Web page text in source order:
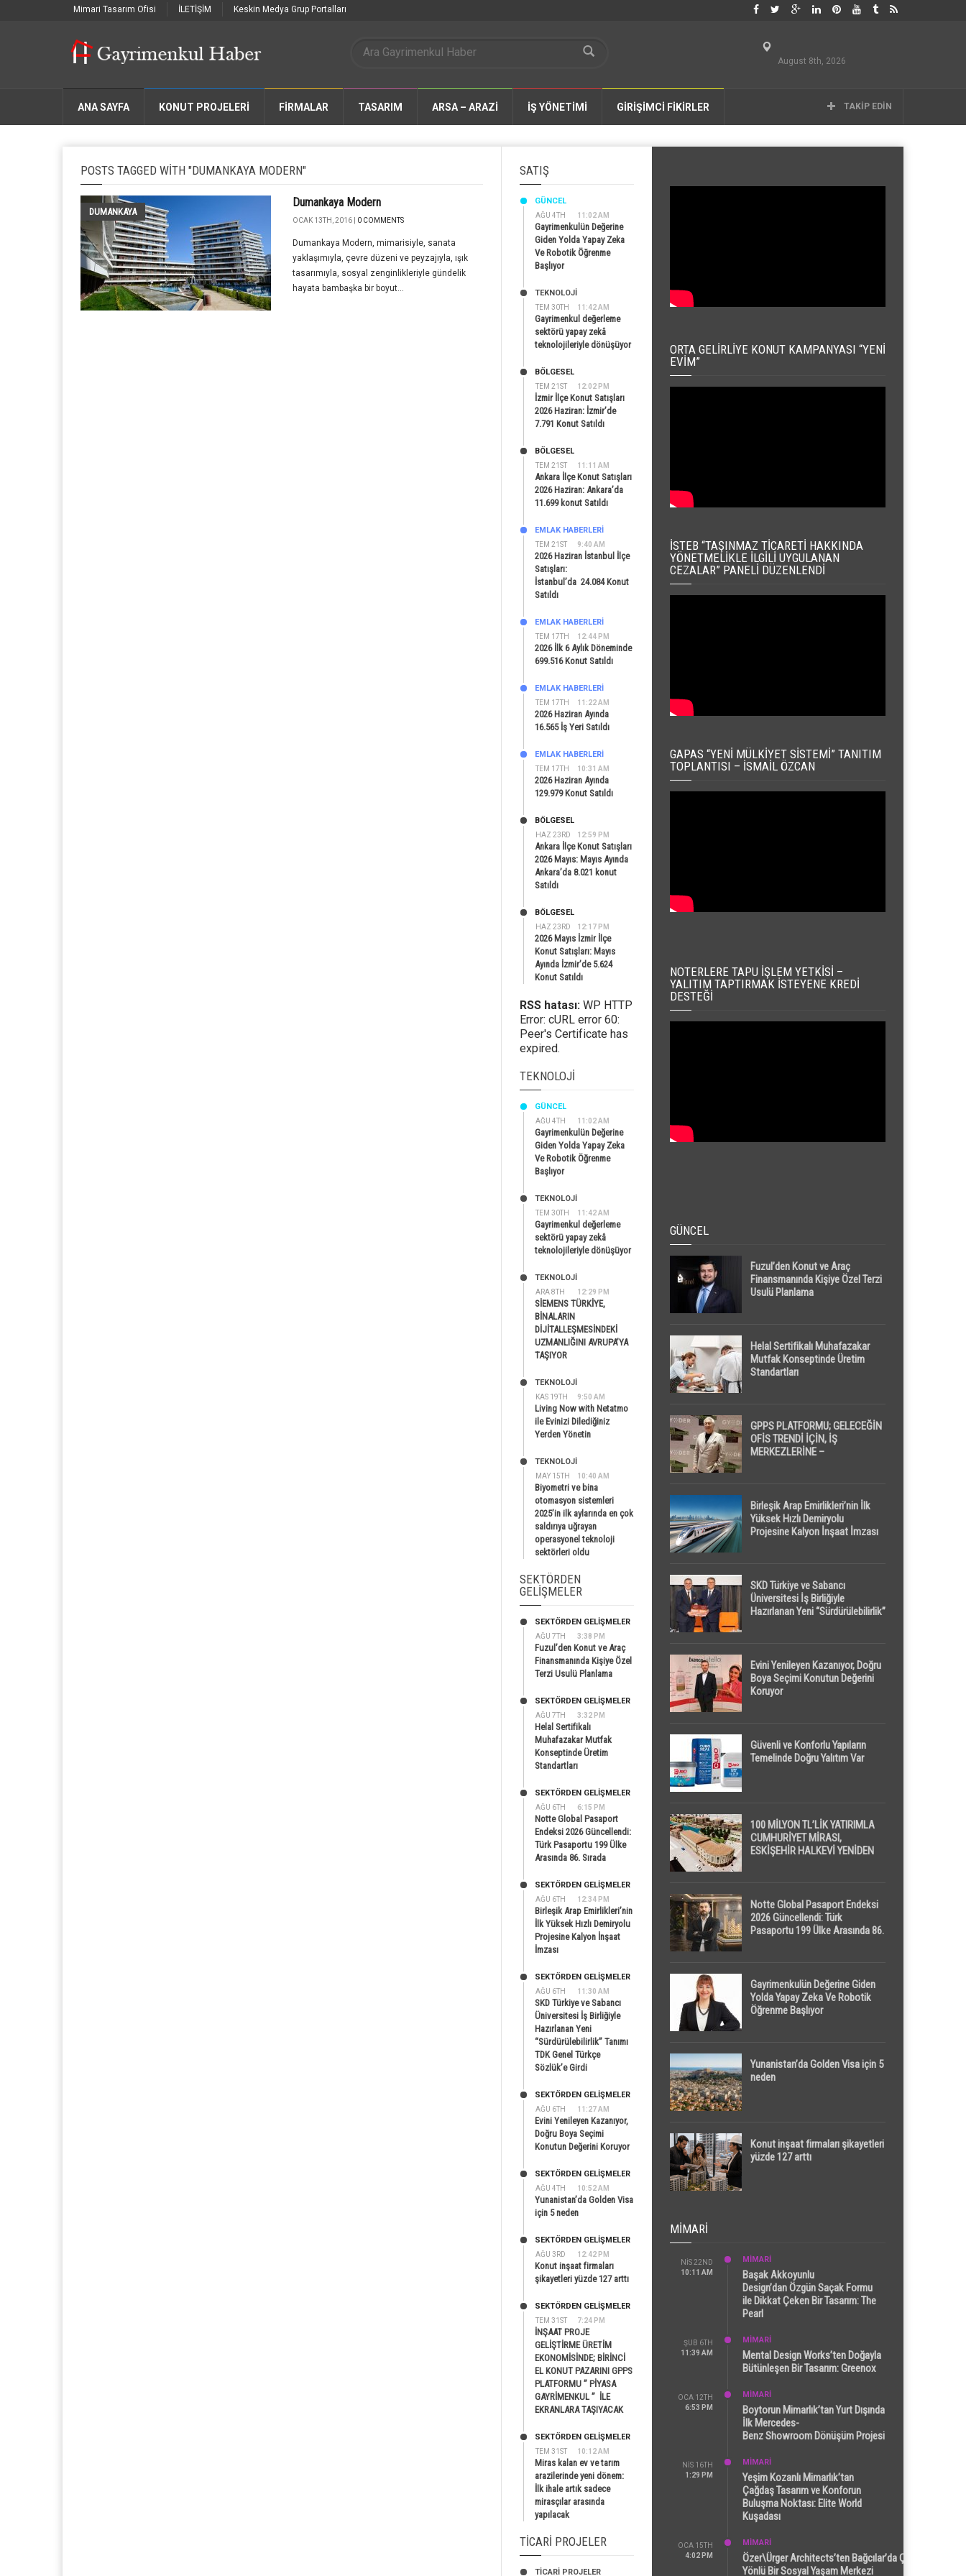
Mimari Tasarım Ofisi İLETİŞİM Keskin Medya Grup Portalları
August 8th, 2026
ANA SAYFA KONUT PROJELERİ FIRMALAR TASARIM ARSA – ARAZİ İŞ YÖNETİMİ GİRİŞİMCİ FİKİRLER TAKIP EDIN
POSTS TAGGED WITH "DUMANKAYA MODERN"
DUMANKAYA
Dumankaya Modern
OCAK 13TH, 2016 | 0 COMMENTS
Dumankaya Modern, mimarisiyle, sanata
yaklaşımıyla, çevre düzeni ve peyzajıyla, ışık
tasarımıyla, sosyal zenginlikleriyle gündelik
hayata bambaşka bir boyut...
SATIŞ
AĞU 4TH 11:02 AM
GÜNCEL
Gayrimenkulün Değerine
Giden Yolda Yapay Zeka
Ve Robotik Öğrenme
Başlıyor
TEM 30TH 11:42 AM
TEKNOLOJİ
Gayrimenkul değerleme
sektörü yapay zekâ
teknolojileriyle dönüşüyor
TEM 21ST 12:02 PM
BÖLGESEL
İzmir İlçe Konut Satışları
2026 Haziran: İzmir’de
7.791 Konut Satıldı
TEM 21ST 11:11 AM
BÖLGESEL
Ankara İlçe Konut Satışları
2026 Haziran: Ankara’da
11.699 konut Satıldı
TEM 21ST 9:40 AM
EMLAK HABERLERI
2026 Haziran İstanbul İlçe
Satışları:
İstanbul’da 24.084 Konut
Satıldı
TEM 17TH 12:44 PM
EMLAK HABERLERI
2026 İlk 6 Aylık Döneminde
699.516 Konut Satıldı
TEM 17TH 11:22 AM
EMLAK HABERLERI
2026 Haziran Ayında
16.565 İş Yeri Satıldı
TEM 17TH 10:31 AM
EMLAK HABERLERI
2026 Haziran Ayında
129.979 Konut Satıldı
HAZ 23RD 12:59 PM
BÖLGESEL
Ankara İlçe Konut Satışları
2026 Mayıs: Mayıs Ayında
Ankara’da 8.021 konut
Satıldı
HAZ 23RD 12:17 PM
BÖLGESEL
2026 Mayıs İzmir İlçe
Konut Satışları: Mayıs
Ayında İzmir’de 5.624
Konut Satıldı
RSS hatası: WP HTTP
Error: cURL error 60:
Peer's Certificate has
expired.
TEKNOLOJI
AĞU 4TH 11:02 AM
GÜNCEL
Gayrimenkulün Değerine
Giden Yolda Yapay Zeka
Ve Robotik Öğrenme
Başlıyor
TEM 30TH 11:42 AM
TEKNOLOJİ
Gayrimenkul değerleme
sektörü yapay zekâ
teknolojileriyle dönüşüyor
ARA 8TH 12:29 PM
TEKNOLOJİ
SİEMENS TÜRKİYE,
BİNALARIN
DİJİTALLEŞMESİNDEKİ
UZMANLIĞINI AVRUPA’YA
TAŞIYOR
KAS 19TH 9:50 AM
TEKNOLOJİ
Living Now with Netatmo
ile Evinizi Dilediğiniz
Yerden Yönetin
MAY 15TH 10:40 AM
TEKNOLOJİ
Biyometri ve bina
otomasyon sistemleri
2025’in ilk aylarında en çok
saldırıya uğrayan
operasyonel teknoloji
sektörleri oldu
SEKTÖRDEN
GELIŞMELER
AĞU 7TH 3:38 PM
SEKTÖRDEN GELIŞMELER
Fuzul’den Konut ve Araç
Finansmanında Kişiye Özel
Terzi Usulü Planlama
AĞU 7TH 3:32 PM
SEKTÖRDEN GELIŞMELER
Helal Sertifikalı
Muhafazakar Mutfak
Konseptinde Üretim
Standartları
AĞU 6TH 6:15 PM
SEKTÖRDEN GELIŞMELER
Notte Global Pasaport
Endeksi 2026 Güncellendi:
Türk Pasaportu 199 Ülke
Arasında 86. Sırada
AĞU 6TH 12:34 PM
SEKTÖRDEN GELIŞMELER
Birleşik Arap Emirlikleri’nin
İlk Yüksek Hızlı Demiryolu
Projesine Kalyon İnşaat
İmzası
AĞU 6TH 11:30 AM
SEKTÖRDEN GELIŞMELER
SKD Türkiye ve Sabancı
Üniversitesi İş Birliğiyle
Hazırlanan Yeni
“Sürdürülebilirlik” Tanımı
TDK Genel Türkçe
Sözlük’e Girdi
AĞU 6TH 11:27 AM
SEKTÖRDEN GELIŞMELER
Evini Yenileyen Kazanıyor,
Doğru Boya Seçimi
Konutun Değerini Koruyor
AĞU 4TH 10:52 AM
SEKTÖRDEN GELIŞMELER
Yunanistan’da Golden Visa
için 5 neden
AĞU 3RD 12:42 PM
SEKTÖRDEN GELIŞMELER
Konut inşaat firmaları
şikayetleri yüzde 127 arttı
TEM 31ST 7:24 PM
SEKTÖRDEN GELIŞMELER
İNŞAAT PROJE
GELİŞTİRME ÜRETİM
EKONOMİSİNDE; BİRİNCİ
EL KONUT PAZARINI GPPS
PLATFORMU ” PİYASA
GAYRİMENKUL ” İLE
EKRANLARA TAŞIYACAK
TEM 31ST 10:12 AM
SEKTÖRDEN GELIŞMELER
Miras kalan ev ve tarım
arazilerinde yeni dönem:
İlk ihale artık sadece
mirasçılar arasında
yapılacak
TICARI PROJELER
TİCARİ PROJELER
ORTA GELIRLIYE KONUT KAMPANYASI “YENI
EVIM”
İSTEB “TAŞINMAZ TICARETI HAKKINDA
YÖNETMELIKLE İLGILI UYGULANAN
CEZALAR” PANELI DÜZENLENDI
GAPAS “YENI MÜLKIYET SISTEMI” TANITIM
TOPLANTISI – İSMAIL ÖZCAN
NOTERLERE TAPU İŞLEM YETKISI –
YALITIM TAPTIRMAK İSTEYENE KREDI
DESTEĞI
GÜNCEL
Fuzul’den Konut ve Araç
Finansmanında Kişiye Özel Terzi
Usulü Planlama
Helal Sertifikalı Muhafazakar
Mutfak Konseptinde Üretim
Standartları
GPPS PLATFORMU; GELECEĞİN
OFİS TRENDİ İÇİN, İŞ
MERKEZLERİNE –
Birleşik Arap Emirlikleri’nin İlk
Yüksek Hızlı Demiryolu
Projesine Kalyon İnşaat İmzası
SKD Türkiye ve Sabancı
Üniversitesi İş Birliğiyle
Hazırlanan Yeni “Sürdürülebilirlik”
Evini Yenileyen Kazanıyor, Doğru
Boya Seçimi Konutun Değerini
Koruyor
Güvenli ve Konforlu Yapıların
Temelinde Doğru Yalıtım Var
100 MİLYON TL’LİK YATIRIMLA
CUMHURİYET MİRASI,
ESKİŞEHİR HALKEVİ YENİDEN
Notte Global Pasaport Endeksi
2026 Güncellendi: Türk
Pasaportu 199 Ülke Arasında 86.
Gayrimenkulün Değerine Giden
Yolda Yapay Zeka Ve Robotik
Öğrenme Başlıyor
Yunanistan’da Golden Visa için 5
neden
Konut inşaat firmaları şikayetleri
yüzde 127 arttı
MIMARI
NIS 22ND
10:11 AM
MİMARİ
Başak Akkoyunlu
Design’dan Özgün Saçak Formu
ile Dikkat Çeken Bir Tasarım: The
Pearl
ŞUB 6TH
11:39 AM
MİMARİ
Mental Design Works’ten Doğayla
Bütünleşen Bir Tasarım: Greenox
OCA 12TH
6:53 PM
MİMARİ
Boytorun Mimarlık’tan Yurt Dışında
İlk Mercedes-
Benz Showroom Dönüşüm Projesi
NIS 16TH
1:29 PM
MİMARİ
Yeşim Kozanlı Mimarlık’tan
Çağdaş Tasarım ve Konforun
Buluşma Noktası: Elite World
Kuşadası
OCA 15TH
4:02 PM
MİMARİ
Özer\Ürger Architects’ten Bağcılar’da Çok
Yönlü Bir Sosyal Yaşam Merkezi